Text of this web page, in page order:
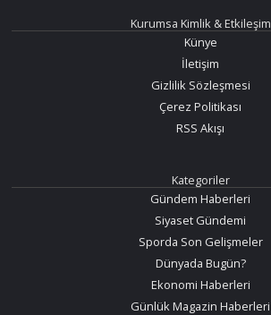
Kurumsa Kimlik & Etkileşim
Künye
İletişim
Gizlilik Sözleşmesi
Çerez Politikası
RSS Akışı
Kategoriler
Gündem Haberleri
Siyaset Gündemi
Sporda Son Gelişmeler
Dünyada Bugün?
Ekonomi Haberleri
Günlük Magazin Haberleri